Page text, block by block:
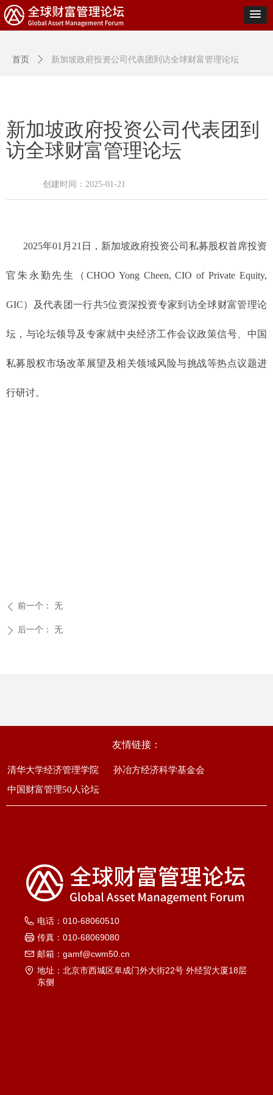
新加坡政府投资公司代表团到
访全球财富管理论坛
2025年01月21日，新加坡政府投资公司私募股权首席投资
官朱永勤先生（CHOO Yong Cheen, CIO of Private Equity,
GIC）及代表团一行共5位资深投资专家到访全球财富管理论
坛，与论坛领导及专家就中央经济工作会议政策信号、中国
私募股权市场改革展望及相关领域风险与挑战等热点议题进
行研讨。
创建时间： 2025-01-21
ꄴ 前一个： 无
ꄲ 后一个： 无
首页 ꄲ 新加坡政府投资公司代表团到访全球财富管理论坛
电话： 010-68060510
传真： 010-68069080
邮箱： gamf@cwm50.cn
地址： 北京市西城区阜成门外大街22号 外经贸大厦18层
东侧
友情链接：
清华大学经济管理学院
孙冶方经济科学基金会
中国财富管理50人论坛